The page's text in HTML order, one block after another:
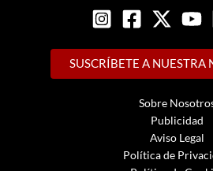
SUSCRÍBETE A NUESTRA
Sobre
Publicidad
Aviso Legal
Política de